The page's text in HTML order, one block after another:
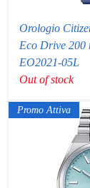
Orologio
Eco Drive 200
EO2021-05L
Out of stock
Promo Attiva